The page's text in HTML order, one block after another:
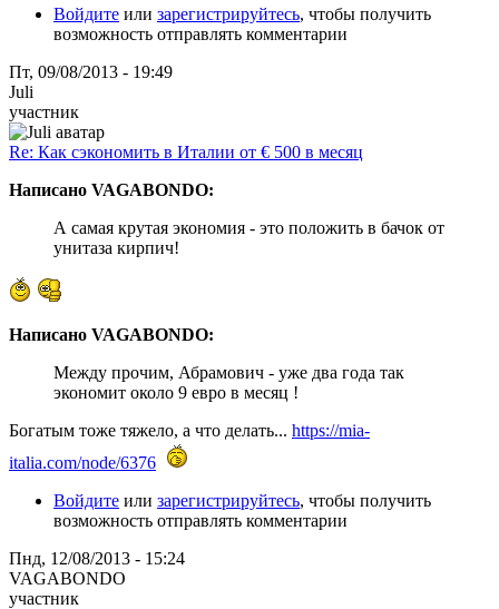
Войдите или зарегистрируйтесь, чтобы получить
возможность отправлять комментарии
Пт, 09/08/2013 - 19:49
Juli
участник
Re: Как сэкономить в Италии от € 500 в месяц
Написано VAGABONDO:
А самая крутая экономия - это положить в бачок от
унитаза кирпич!
Написано VAGABONDO:
Между прочим, Абрамович - уже два года так
экономит около 9 евро в месяц !
Богатым тоже тяжело, а что делать... https://mia-
italia.com/node/6376
Войдите или зарегистрируйтесь, чтобы получить
возможность отправлять комментарии
Пнд, 12/08/2013 - 15:24
VAGABONDO
участник